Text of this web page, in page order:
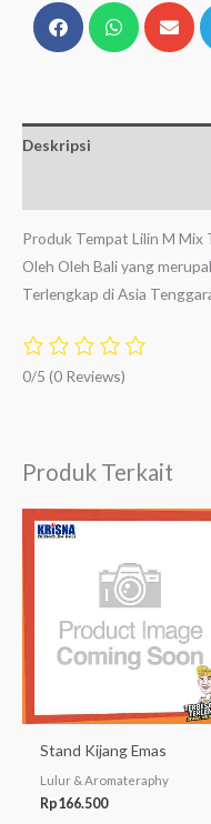
Deskripsi
Produk Tempat Lilin M Mix
Oleh Oleh Bali yang
Terlengkap di Asia
0/5 (0 Reviews)
Produk Terkait
Stand Kijang Emas
Lulur & Aromateraphy
Rp166.500